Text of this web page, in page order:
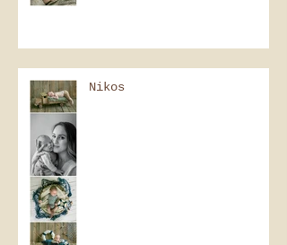
Nikos